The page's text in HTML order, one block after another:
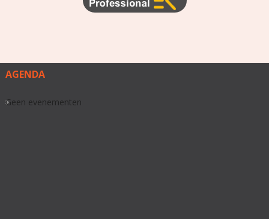
AGENDA
Geen evenementen